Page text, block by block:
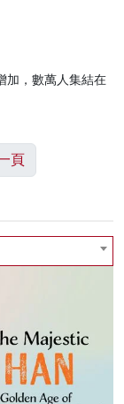
加，數萬人集結在
頁